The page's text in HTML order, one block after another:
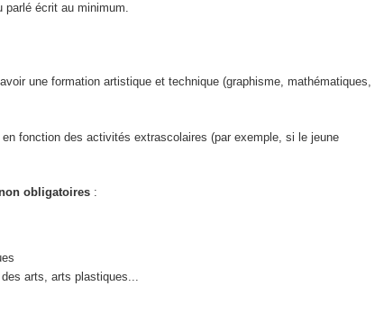
parlé écrit au minimum.
une formation artistique et technique (graphisme, mathématiques,
fonction des activités extrascolaires (par exemple, si le jeune
obligatoires :
arts, arts plastiques...